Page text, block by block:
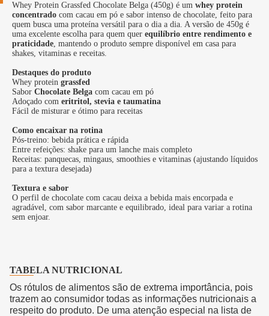
Whey Protein Grassfed Chocolate Belga (450g) é um whey protein
concentrado com cacau em pó e sabor intenso de chocolate, feito para
quem busca uma proteína versátil para o dia a dia. A versão de 450g é
uma excelente escolha para quem quer equilíbrio entre rendimento e
praticidade, mantendo o produto sempre disponível em casa para
shakes, vitaminas e receitas.
Destaques do produto
Whey protein grassfed
Sabor Chocolate Belga com cacau em pó
Adoçado com eritritol, stevia e taumatina
Fácil de misturar e ótimo para receitas
Como encaixar na rotina
Pós-treino: bebida prática e rápida
Entre refeições: shake para um lanche mais completo
Receitas: panquecas, mingaus, smoothies e vitaminas (ajustando líquidos
para a textura desejada)
Textura e sabor
O perfil de chocolate com cacau deixa a bebida mais encorpada e
agradável, com sabor marcante e equilibrado, ideal para variar a rotina
sem enjoar.
TABELA NUTRICIONAL
Os rótulos de alimentos são de extrema importância, pois
trazem ao consumidor todas as informações nutricionais a
respeito do produto. De uma atenção especial na lista de